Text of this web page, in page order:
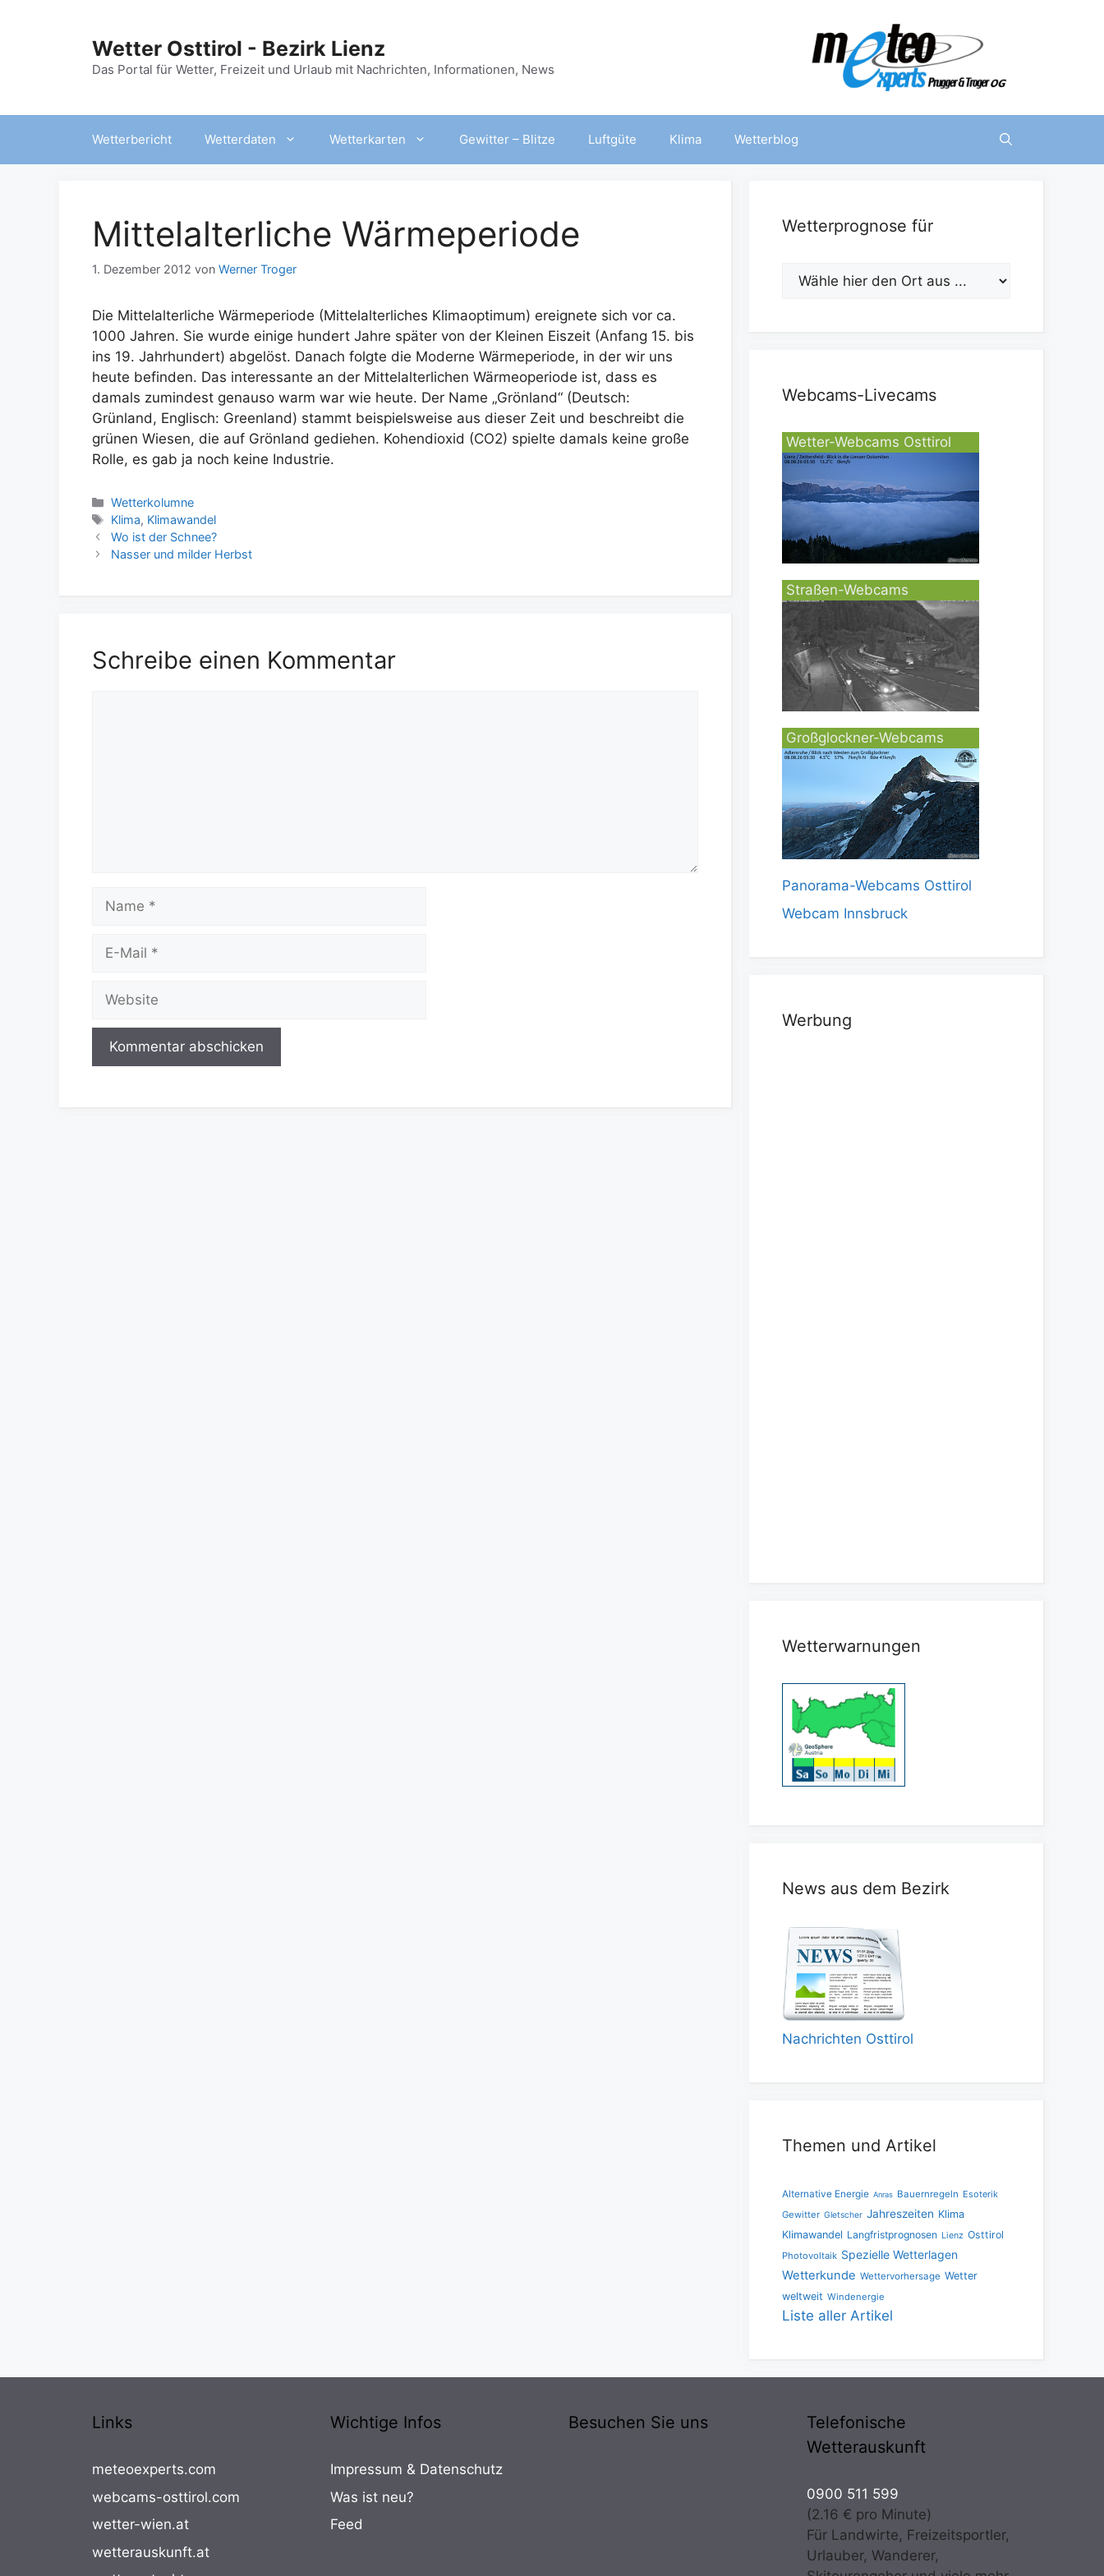
Wetter Osttirol - Bezirk Lienz
Das Portal für Wetter, Freizeit und Urlaub mit Nachrichten, Informationen, News
Wetterbericht Wetterdaten Wetterkarten Gewitter – Blitze Luftgüte Klima Wetterblog
Mittelalterliche Wärmeperiode
1. Dezember 2012 von Werner Troger
Die Mittelalterliche Wärmeperiode (Mittelalterliches Klimaoptimum) ereignete sich vor ca.
1000 Jahren. Sie wurde einige hundert Jahre später von der Kleinen Eiszeit (Anfang 15. bis
ins 19. Jahrhundert) abgelöst. Danach folgte die Moderne Wärmeperiode, in der wir uns
heute befinden. Das interessante an der Mittelalterlichen Wärmeoperiode ist, dass es
damals zumindest genauso warm war wie heute. Der Name „Grönland“ (Deutsch:
Grünland, Englisch: Greenland) stammt beispielsweise aus dieser Zeit und beschreibt die
grünen Wiesen, die auf Grönland gediehen. Kohendioxid (CO2) spielte damals keine große
Rolle, es gab ja noch keine Industrie.
Kategorien
Wetterkolumne
Schlagwörter
Klima, Klimawandel
Wo ist der Schnee?
Nasser und milder Herbst
Schreibe einen Kommentar
Name
Website
Wetterprognose für
Webcams-Livecams
Wetter-Webcams Osttirol
Straßen-Webcams
Großglockner-Webcams
Panorama-Webcams Osttirol
Webcam Innsbruck
Werbung
Wetterwarnungen
News aus dem Bezirk
Nachrichten Osttirol
Themen und Artikel
Alternative Energie Anras Bauernregeln Esoterik
Gewitter Gletscher Jahreszeiten Klima
Klimawandel Langfristprognosen Lienz Osttirol
Photovoltaik Spezielle Wetterlagen
Wetterkunde Wettervorhersage Wetter
weltweit Windenergie
Liste aller Artikel
Links
meteoexperts.com
webcams-osttirol.com
wetter-wien.at
wetterauskunft.at
Wichtige Infos
Impressum & Datenschutz
Was ist neu?
Feed
Besuchen Sie uns
Telefonische
Wetterauskunft
0900 511 599
(2.16 € pro Minute)
Für Landwirte, Freizeitsportler,
Urlauber, Wanderer,